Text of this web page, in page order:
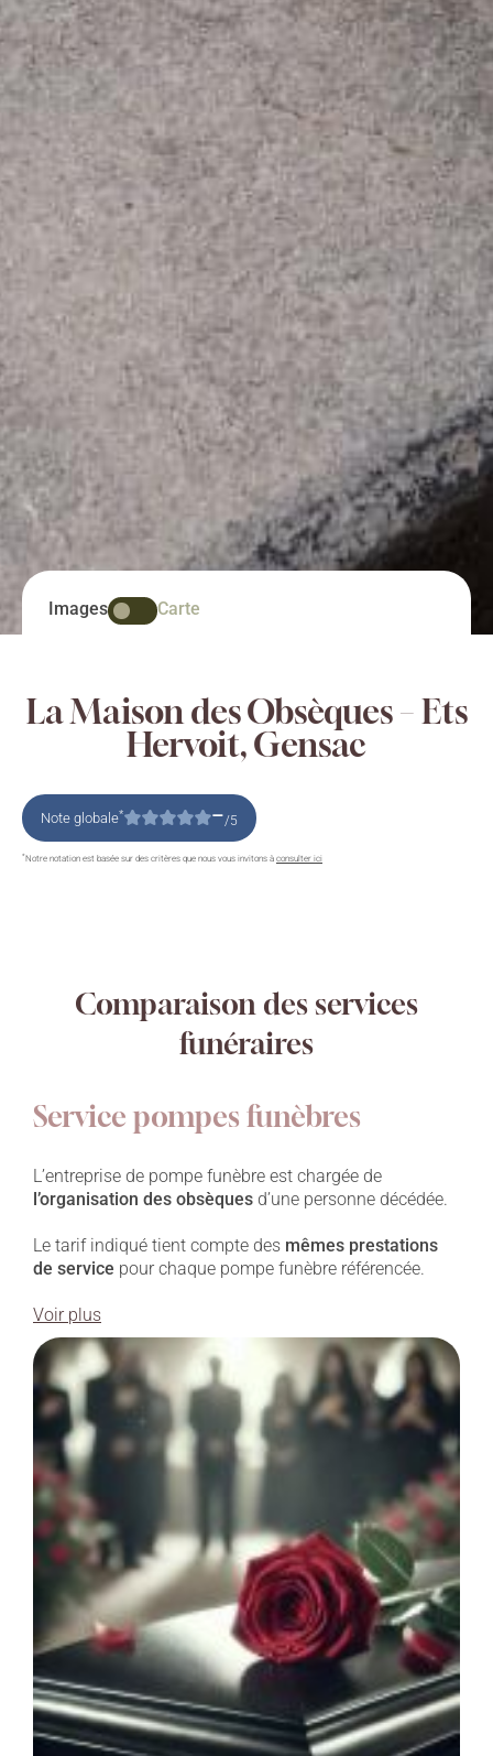
Images Carte
La Maison des Obsèques – Ets
Hervoit, Gensac
Note globale* –/5
*Notre notation est basée sur des critères que nous vous invitons à consulter ici
Comparaison des services
funéraires
Service pompes funèbres
L’entreprise de pompe funèbre est chargée de
l’organisation des obsèques d’une personne décédée.
Le tarif indiqué tient compte des mêmes prestations
de service pour chaque pompe funèbre référencée.
Voir plus